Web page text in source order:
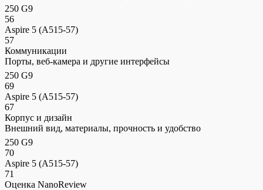
250 G9
56
Aspire 5 (A515-57)
57
Коммуникации
Порты, веб-камера и другие интерфейсы
250 G9
69
Aspire 5 (A515-57)
67
Корпус и дизайн
Внешний вид, материалы, прочность и удобство
250 G9
70
Aspire 5 (A515-57)
71
Оценка NanoReview